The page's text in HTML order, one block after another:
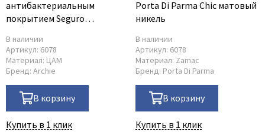
антибактериальным
покрытием Seguro
В наличии
Артикул: 6078
Материал: ЦАМ
Бренд: Archie
В корзину
Купить в 1 клик
Porta Di Parma Chic матовый
никель
В наличии
Артикул: 6078
Материал: Zamac
Бренд: Porta Di Parma
В корзину
Купить в 1 клик